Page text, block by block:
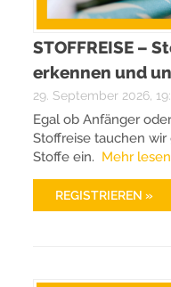
STOFFREISE –
erkennen und
29. September 2026,
Egal ob Anfänger
Stoffreise tauchen
Stoffe ein. Mehr
REGISTRIEREN »